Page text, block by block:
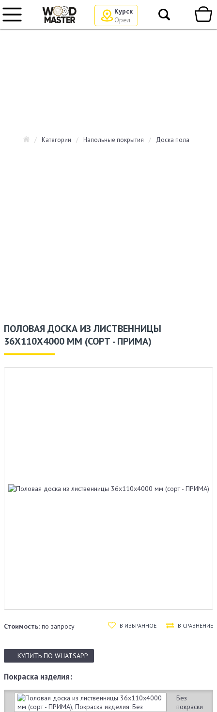
Курск
Орел
/ Категории / Напольные покрытия / Доска пола
ПОЛОВАЯ ДОСКА ИЗ ЛИСТВЕННИЦЫ
36X110X4000 ММ (СОРТ - ПРИМА)
Стоимость: по запросу В ИЗБРАННОЕ В СРАВНЕНИЕ
КУПИТЬ ПО WHATSAPP
Покраска изделия:
Без
покраски